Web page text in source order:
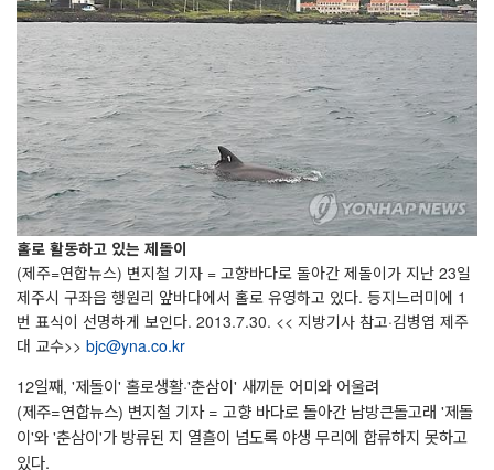
홀로 활동하고 있는 제돌이
(제주=연합뉴스) 변지철 기자 = 고향바다로 돌아간 제돌이가 지난 23일
제주시 구좌읍 행원리 앞바다에서 홀로 유영하고 있다. 등지느러미에 1
번 표식이 선명하게 보인다. 2013.7.30. << 지방기사 참고·김병엽 제주
대 교수>> bjc@yna.co.kr
12일째, '제돌이' 홀로생활·'춘삼이' 새끼둔 어미와 어울려
(제주=연합뉴스) 변지철 기자 = 고향 바다로 돌아간 남방큰돌고래 '제돌
이'와 '춘삼이'가 방류된 지 열흘이 넘도록 야생 무리에 합류하지 못하고
있다.